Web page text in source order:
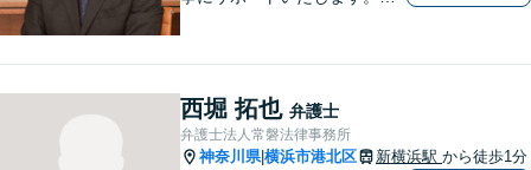
西堀 拓也 弁護士
弁護士法人常磐法律事務所
神奈川県|横浜市港北区 新横浜駅 から徒歩1分